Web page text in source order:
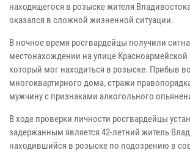
находящегося в розыске жителя
оказался в сложной жизненной ситуации.
В ночное время росгвардейцы получили
местонахождении на улице Красноармейской
который мог находиться в розыске. Прибыв
многоквартирного дома, стражи
мужчину с признаками алкогольного
В ходе проверки личности росгвардейцы
задержанным является 42-летний житель
находившийся в розыске по подозрению в